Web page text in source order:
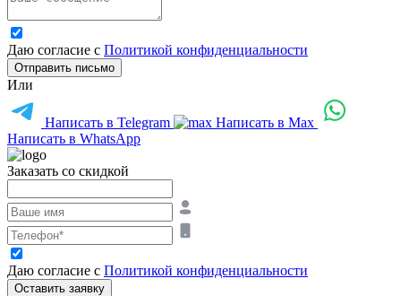
Даю согласие с Политикой конфиденциальности
Отправить письмо
Или
Написать в Telegram
Написать в Max
Написать в WhatsApp
Заказать со скидкой
Даю согласие с Политикой конфиденциальности
Оставить заявку